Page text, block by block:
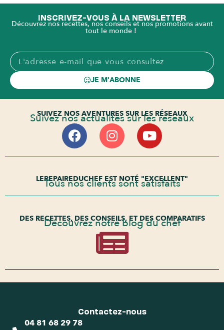
INSCRIVEZ-VOUS À LA NEWSLETTER
Découvrez nos recettes, nos conseils et nos promotions avant
tout le monde !
JE M'ABONNE
SUIVEZ NOS AVENTURES SUR LES RÉSEAUX
Suivez nos actualités sur les réseaux
LEREPAIREDUCHEF EST NOTÉ "EXCELLENT"
Tous nos clients sont satisfaits
DES RECETTES, DES CONSEILS, ET DES COMPARATIFS
Découvrez notre blog du chef
Contactez-nous
04 81 68 29 78